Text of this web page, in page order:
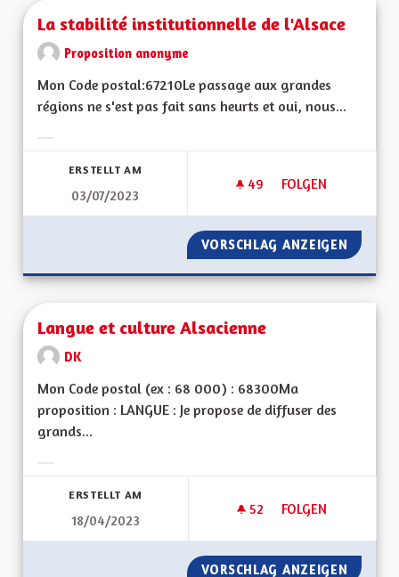
La stabilité institutionnelle de l'Alsace
Proposition anonyme
Mon Code postal:67210Le passage aux grandes
régions ne s'est pas fait sans heurts et oui, nous...
ERSTELLT AM
03/07/2023
49 49 FOLLOWER
FOLGEN
LA STABILITÉ
VORSCHLAG ANZEIGEN LA
Langue et culture Alsacienne
DK
Mon Code postal (ex : 68 000) : 68300Ma
proposition : LANGUE : Je propose de diffuser des
grands...
ERSTELLT AM
18/04/2023
52 52 FOLLOWER
FOLGEN
LANGUE ET
VORSCHLAG ANZEIGEN